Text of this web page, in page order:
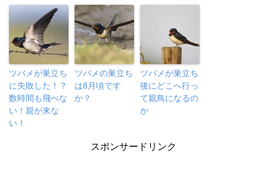
ツバメが巣立ち
に失敗した！？
数時間も飛べな
い！親が来な
い！
ツバメの巣立ち
は8月頃です
か？
ツバメが巣立ち
後にどこへ行っ
て親鳥になるの
か
スポンサードリンク